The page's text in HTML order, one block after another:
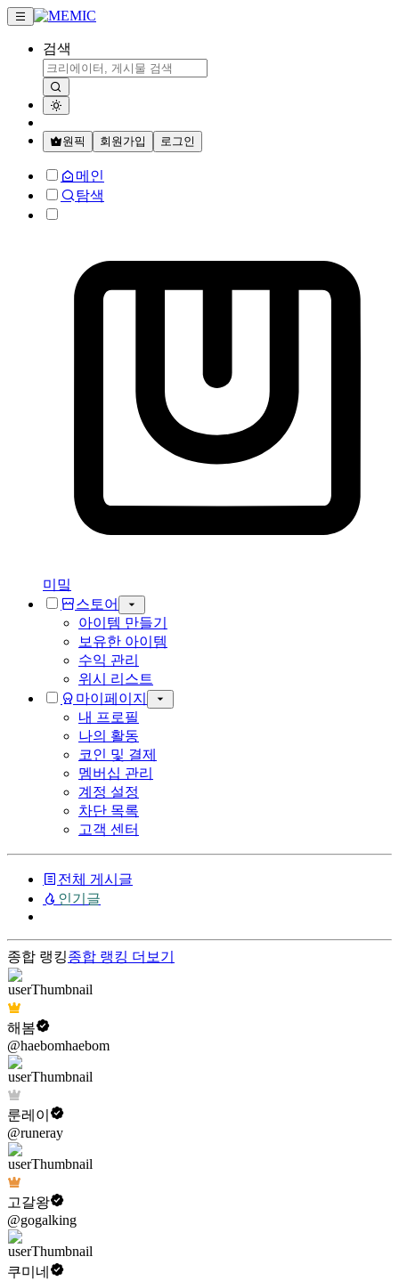
검색
원픽 회원가입 로그인
메인
탐색
미밐
스토어
아이템 만들기
보유한 아이템
수익 관리
위시 리스트
마이페이지
내 프로필
나의 활동
코인 및 결제
멤버십 관리
계정 설정
차단 목록
고객 센터
전체 게시글
인기글
종합 랭킹종합 랭킹 더보기
해봄
@haebomhaebom
룬레이
@runeray
고갈왕
@gogalking
쿠미네